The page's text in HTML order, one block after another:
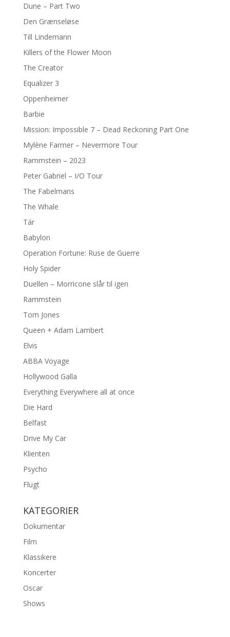
Dune – Part Two
Den Grænseløse
Till Lindemann
Killers of the Flower Moon
The Creator
Equalizer 3
Oppenheimer
Barbie
Mission: Impossible 7 – Dead Reckoning Part One
Mylène Farmer – Nevermore Tour
Rammstein – 2023
Peter Gabriel – I/O Tour
The Fabelmans
The Whale
Tár
Babylon
Operation Fortune: Ruse de Guerre
Holy Spider
Duellen – Morricone slår til igen
Rammstein
Tom Jones
Queen + Adam Lambert
Elvis
ABBA Voyage
Hollywood Galla
Everything Everywhere all at once
Die Hard
Belfast
Drive My Car
Klienten
Psycho
Flugt
KATEGORIER
Dokumentar
Film
Klassikere
Koncerter
Oscar
Shows